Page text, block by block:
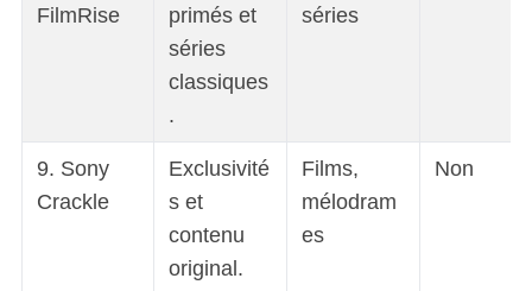
FilmRise
primés et
séries
classiques
.
séries
9. Sony
Crackle
Exclusivité
s et
contenu
original.
Films,
mélodram
es
Non